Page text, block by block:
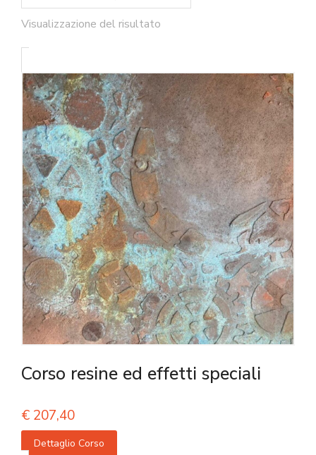
Visualizzazione del risultato
Corso resine ed effetti speciali
€ 207,40
Dettaglio Corso